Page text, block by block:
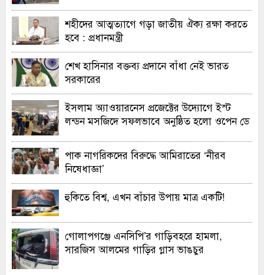
শহীদের আত্মত্যাগে গড়া জাতীয় ঐক্য রক্ষা করতে
হবে : প্রধানমন্ত্রী
শেখ হাসিনার বক্তব্য প্রদানে বাঁধা নেই ভারত
সরকারের
ইসলাম অ্যাওয়ারনেস প্রজেক্টের উদ্যোগে ইস্ট
লন্ডন মসজিদে সফলভাবে অনুষ্ঠিত হলো ওপেন ডে
পাক নাগরিকদের বিরুদ্ধে আমিরাতের ‘নীরব
নিষেধাজ্ঞা’
হুকিতে বিশ্ব, এখন বাঁচার উপায় মাত্র একটি!
গোলাপগঞ্জে এনসিপি’র গাড়িবহরে হামলা,
সারজিস আলমের গাড়ির গ্লাস ভাঙচুর